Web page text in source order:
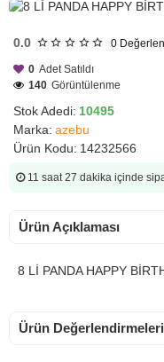
0.0 0
Stok Adedi: 10495
Marka: azebu
Ürün Kodu: 14232566
0 Adet Satıldı
140 Görüntülenme
11 saat 27 dakika içinde
Ürün Açıklaması
8 Lİ PANDA HAPPY
Ürün Değerlendirmeleri